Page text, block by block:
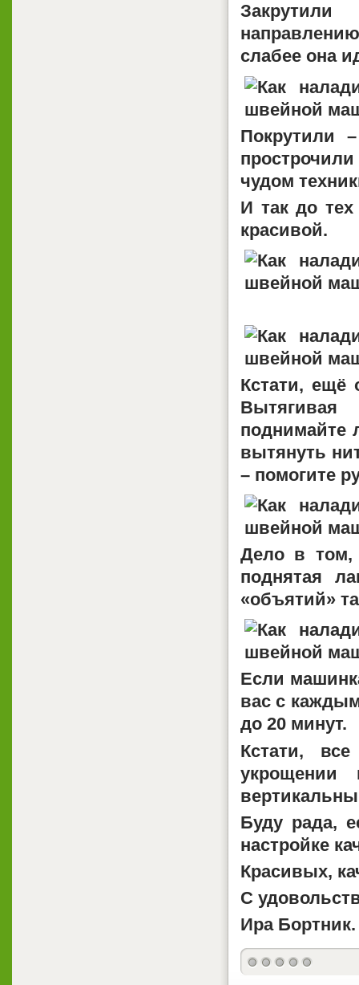
слабее она
Покрутили
чудом
И так до тех
красивой.
Кстати, ещё
поднимайте
вытянуть
– помогите
Дело в том,
поднятая
«объятий»
Если
вас с каждым
до 20 минут.
Кстати,
укрощении
Буду рада,
настройке
Красивых,
С
Ира Бортник.